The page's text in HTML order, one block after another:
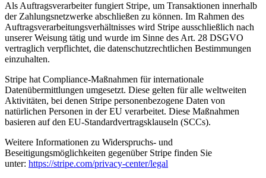
Als Auftragsverarbeiter fungiert Stripe, um Transaktionen innerhalb
der Zahlungsnetzwerke abschließen zu können. Im Rahmen des
Auftragsverarbeitungsverhältnisses wird Stripe ausschließlich nach
unserer Weisung tätig und wurde im Sinne des Art. 28 DSGVO
vertraglich verpflichtet, die datenschutzrechtlichen Bestimmungen
einzuhalten.
Stripe hat Compliance-Maßnahmen für internationale
Datenübermittlungen umgesetzt. Diese gelten für alle weltweiten
Aktivitäten, bei denen Stripe personenbezogene Daten von
natürlichen Personen in der EU verarbeitet. Diese Maßnahmen
basieren auf den EU-Standardvertragsklauseln (SCCs).
Weitere Informationen zu Widerspruchs- und
Beseitigungsmöglichkeiten gegenüber Stripe finden Sie
unter: https://stripe.com/privacy-center/legal